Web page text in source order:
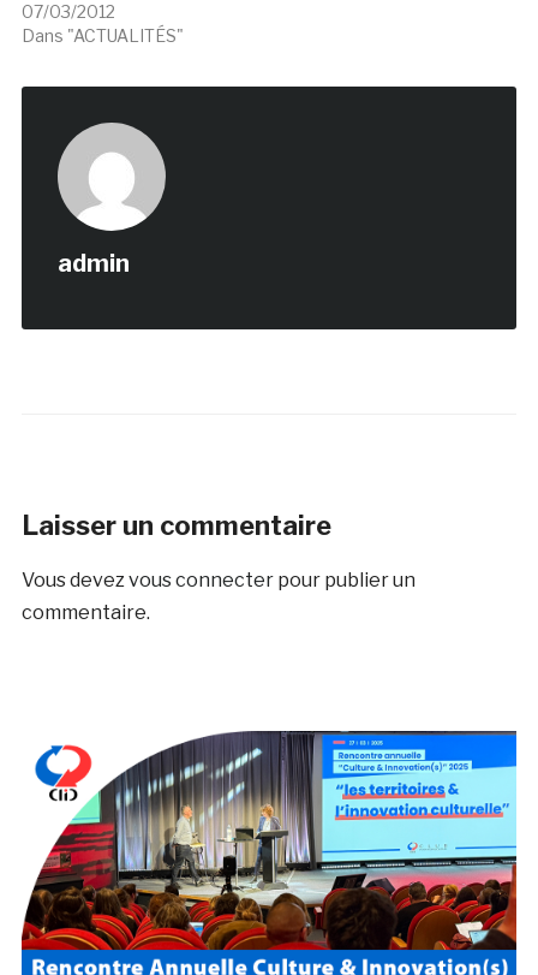
07/03/2012
Dans "ACTUALITÉS"
admin
Laisser un commentaire
Vous devezvous connecterpour publier un
commentaire.